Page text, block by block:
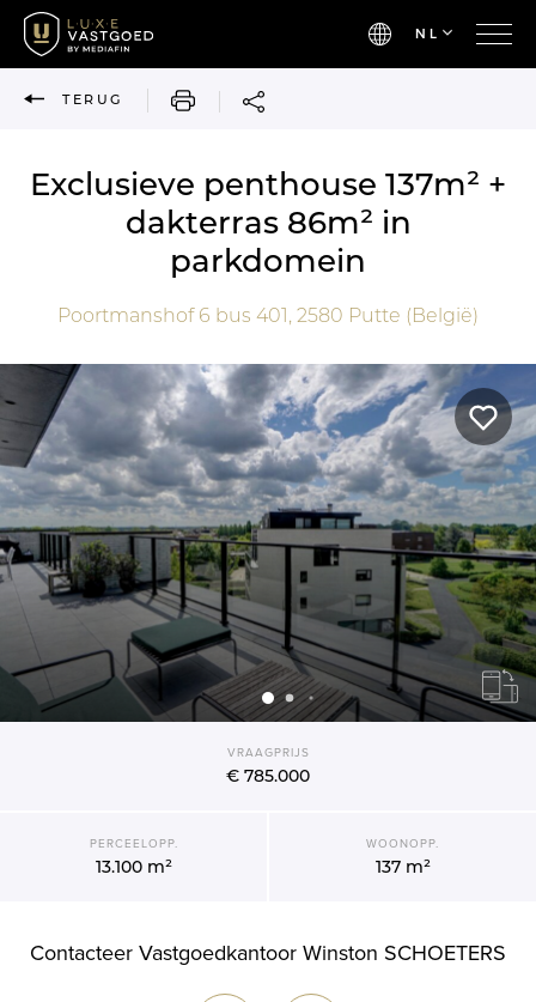
NL
TERUG AFDRUKKEN
Exclusieve penthouse 137m² +
dakterras 86m² in
parkdomein
Poortmanshof 6 bus 401, 2580 Putte (België)
VRAAGPRIJS
€ 785.000
PERCEELOPP.
13.100 m²
WOONOPP.
137 m²
Contacteer Vastgoedkantoor Winston SCHOETERS